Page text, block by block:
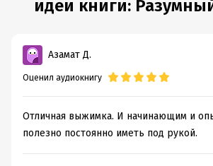
идеи книги:
Азамат Д.
Оценил аудиокнигу
Отличная выжимка. И начинающим и
полезно постоянно иметь под рукой.